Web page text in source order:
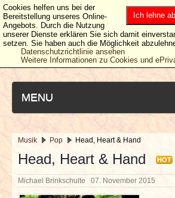
MENU
NEUESTE ARTIKEL
NEWS & DATES
Musik Pop Head, Heart & Hand
Head, Heart & Hand HOT
Michael Brinkschulte 07. November 2015
Ich lehne ab
Cookies helfen uns bei der
Bereitstellung unseres Online-
Angebots. Durch die Nutzung
unserer Dienste erklären Sie sich damit
setzen. Sie haben auch die Möglichkeit
Datenschutzrichtlinie ansehen
Weitere Informationen zu Cookies und